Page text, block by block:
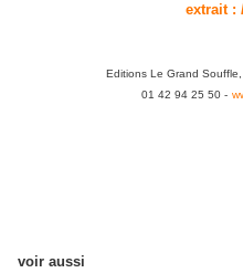
extrait :
Editions Le Grand
01 42 94 25 50 -
voir aussi